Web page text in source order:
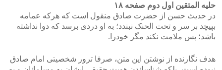
حلیه المتقین اول دوم صفحه ۱۸
در حدیث حسن از حضرت صادق منقول است که هرکه عمامه
بپیچد بر سر و تحت الحنک نبندد؛ به او دردی برسد که دوا نداشته
باشد؛ پس ملامت نکند مگر خودرا.
هدف نگارنده از نوشتن این متن، صرفا ترور شخصیتی امام صادق